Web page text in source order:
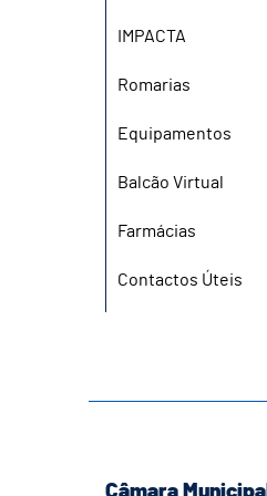
IMPACTA
Romarias
Equipamentos
Balcão Virtual
Farmácias
Contactos Úteis